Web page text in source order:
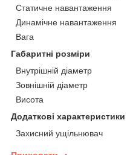
Статичне навантаження
Динамічне навантаження
Вага
Габаритні розміри
Внутрішній діаметр
Зовнішній діаметр
Висота
Додаткові характеристики
Захисний ущільнювач